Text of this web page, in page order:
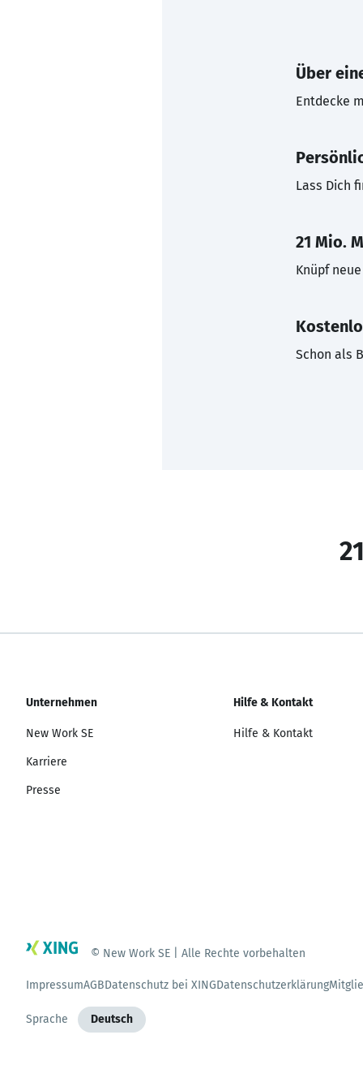
Über
Entdecke
Lass Dich
21 Mio.
Knüpf
Schon als
Unternehmen
New Work SE
Karriere
Presse
Hilfe & Kontakt
Hilfe & Kontakt
© New Work SE | Alle Rechte vorbehalten
ImpressumAGBDatenschutz bei XINGDatenschutzerklärung
Sprache Deutsch